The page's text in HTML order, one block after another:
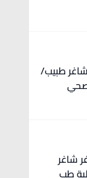
طبيب/
شاغر
طب